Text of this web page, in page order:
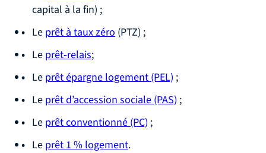
capital à la fin) ;
Le prêt à taux zéro (PTZ) ;
Le prêt-relais;
Le prêt épargne logement (PEL) ;
Le prêt d’accession sociale (PAS) ;
Le prêt conventionné (PC) ;
Le prêt 1 % logement.